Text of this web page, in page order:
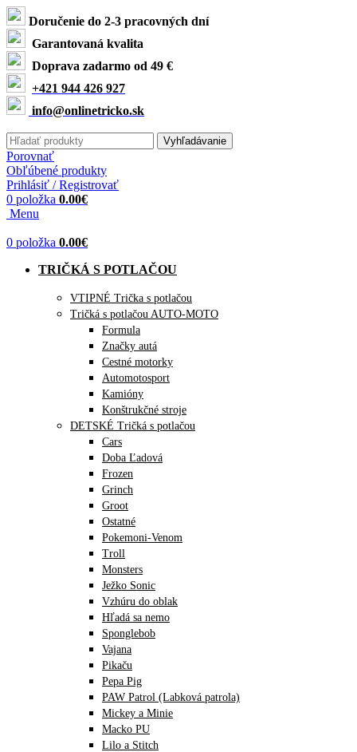
Doručenie do 2-3 pracovných dní
Garantovaná kvalita
Doprava zadarmo od 49 €
+421 944 426 927
info@onlinetricko.sk
Vyhľadávanie
Porovnať
Obľúbené produkty
Prihlásiť / Registrovať
0 položka 0.00€
Menu
0 položka 0.00€
TRIČKÁ S POTLAČOU
VTIPNÉ Trička s potlačou
Tričká s potlačou AUTO-MOTO
Formula
Značky autá
Cestné motorky
Automotosport
Kamióny
Konštrukčné stroje
DETSKÉ Tričká s potlačou
Cars
Doba Ľadová
Frozen
Grinch
Groot
Ostatné
Pokemoni-Venom
Troll
Monsters
Ježko Sonic
Vzhúru do oblak
Hľadá sa nemo
Sponglebob
Vajana
Pikaču
Pepa Pig
PAW Patrol (Labková patrola)
Mickey a Minie
Macko PU
Lilo a Stitch